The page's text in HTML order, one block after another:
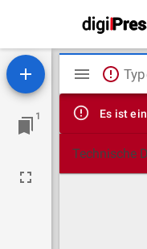
1
Viewer
Es ist
Technische